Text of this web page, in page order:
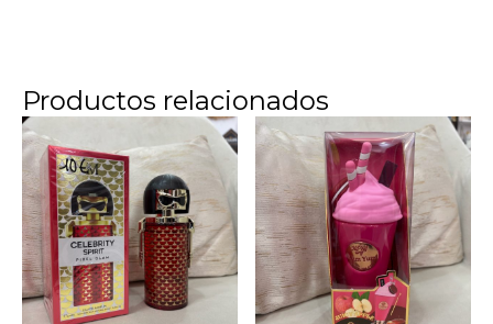
Productos relacionados